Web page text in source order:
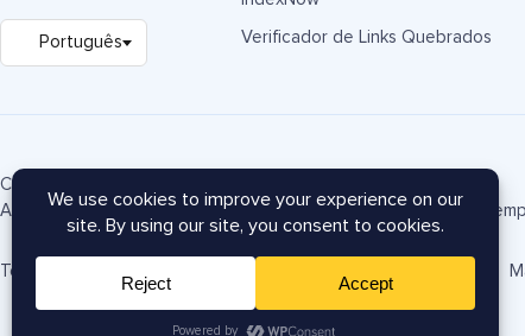
Verificador de Links Quebrados
Copyright © 2007-2026 Semper Plugins, LLC.
AIOSEO® e All in One SEO Pack® são marcas registradas da
Termos de Serviço